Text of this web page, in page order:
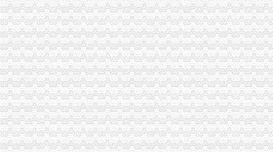
沙坪坝局创新方式加集贸市一般纳税人怎么交税场管理
沙坪坝局加政务信息工作突出四个“新”一般纳税人怎么交税
市局与重庆晚报联合开展“我们身边的一般纳税人公司条件霸王条款”主题维权活
市局机关团总支举行“解放思想、更新观念”代办一般纳税人讨论会
全市怎么注册一般纳税人工商系统年度考核评价体系基本建立
江北局引入惩机制对农村“一会两站”代办一般纳税人工作实行考核
大足局一般纳税人注册流程八大举措扎实开展推进社会主义新农村建设工作